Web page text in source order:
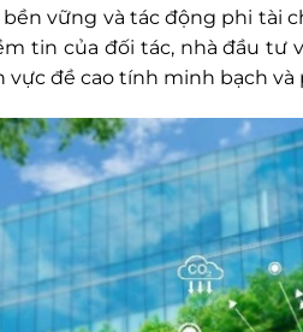
vững và tác động phi tài
tin của đối tác, nhà đầu tư
đề cao tính minh bạch